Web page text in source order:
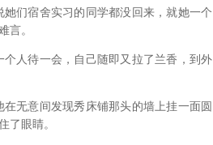
们宿舍实习的同学都没回来，就她一个
言。
人待一会，自己随即又拉了兰香，到外
无意间发现秀床铺那头的墙上挂一面圆
了眼睛。